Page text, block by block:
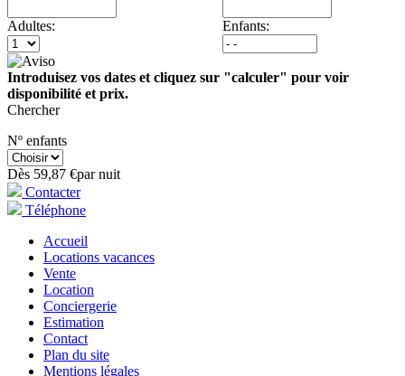
Adultes: Enfants:
Introduisez vos dates et cliquez sur "calculer" pour voir
disponibilité et prix.
Chercher
Nº enfants
Dès 59,87 €par nuit
Contacter
Téléphone
Accueil
Locations vacances
Vente
Location
Conciergerie
Estimation
Contact
Plan du site
Mentions légales